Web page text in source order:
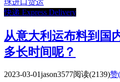
快递 Express Delivery
从意大利运布料到国
多长时间呢？
2023-03-01jason3577阅读(2139)赞(